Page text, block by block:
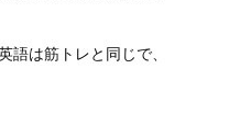
は筋トレと同じで、